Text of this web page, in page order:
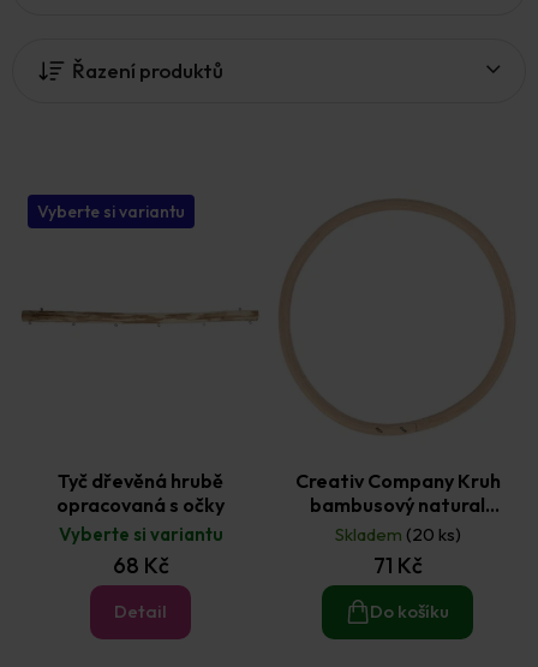
Řazení produktů
Vyberte si variantu
Tyč dřevěná hrubě
opracovaná s očky
Vyberte si variantu
68 Kč
Detail
Creativ Company Kruh
bambusový natural
průměr 15 cm - 1 ks
Skladem (20 ks)
71 Kč
Do košíku